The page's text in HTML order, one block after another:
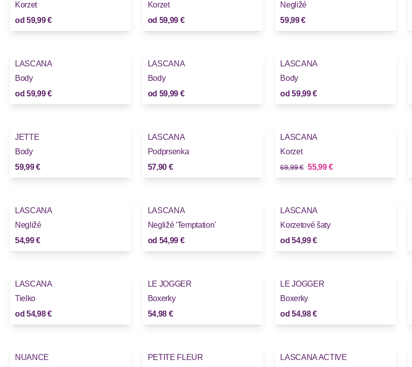
Korzet
od 59,99 €
Korzet
od 59,99 €
Negližé
59,99 €
LASCANA
Body
od 59,99 €
LASCANA
Body
od 59,99 €
LASCANA
Body
od 59,99 €
JETTE
Body
59,99 €
LASCANA
Podprsenka
57,90 €
LASCANA
Korzet
Stará cena
69,99 € Nová cena
55,99 €
LASCANA
Negližé
54,99 €
LASCANA
Negližé 'Temptation'
od 54,99 €
LASCANA
Korzetové šaty
od 54,99 €
LASCANA
Tielko
od 54,98 €
LE JOGGER
Boxerky
54,98 €
LE JOGGER
Boxerky
od 54,98 €
NUANCE
Novinky
PETITE FLEUR
LASCANA ACTIVE